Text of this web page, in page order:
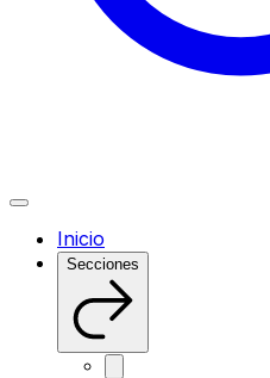
Inicio
Secciones